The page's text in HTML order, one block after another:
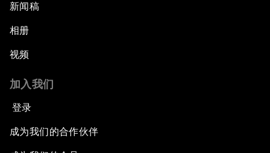
新闻稿
相册
视频
加入我们
登录
成为我们的合作伙伴